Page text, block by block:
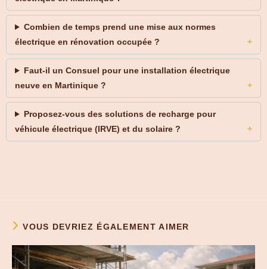
Combien de temps prend une mise aux normes
électrique en rénovation occupée ?
Faut-il un Consuel pour une installation électrique
neuve en Martinique ?
Proposez-vous des solutions de recharge pour
véhicule électrique (IRVE) et du solaire ?
VOUS DEVRIEZ ÉGALEMENT AIMER